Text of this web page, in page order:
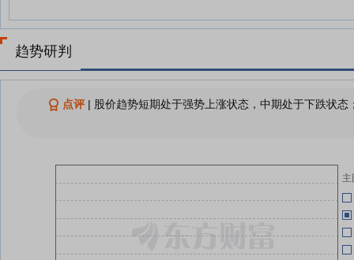
兆龙互连7月20日盘中跌幅达5%
查看更多 04-28
04-28
趋势研判
点评| 股价趋势短期处于强势上涨状态，中期处于下跌状
主